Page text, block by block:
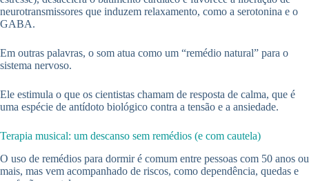
neurotransmissores que induzem relaxamento, como a serotonina e o
GABA.
Em outras palavras, o som atua como um “remédio natural” para o
sistema nervoso.
Ele estimula o que os cientistas chamam de resposta de calma, que é
uma espécie de antídoto biológico contra a tensão e a ansiedade.
Terapia musical: um descanso sem remédios (e com cautela)
O uso de remédios para dormir é comum entre pessoas com 50 anos ou
mais, mas vem acompanhado de riscos, como dependência, quedas e